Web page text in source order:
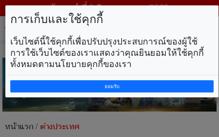
วันเสาร์ ที่ 8 สิงหาคม พ.ศ. 2569
หน้าแรก/ต่างประเทศ
การเก็บและใช้คุกกี้
เว็บไซต์นี้ใช้คุกกี้เพื่อปรับปรุงประสบการณ์ของผู้ใช้
การใช้เว็บไซต์ของเราแสดงว่าคุณยินยอมให้ใช้คุกกี้
ทั้งหมดตามนโยบายคุกกี้ของเรา
ยอมรับ